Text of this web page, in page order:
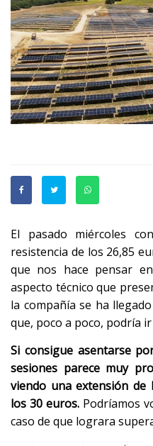
El pasado miércoles
resistencia de los 26,85
que nos hace pensar
aspecto técnico que
la compañía se ha
que, poco a poco, podría
Si consigue asentarse
sesiones parece muy
viendo una extensión de
los 30 euros. Podríamos
caso de que lograra